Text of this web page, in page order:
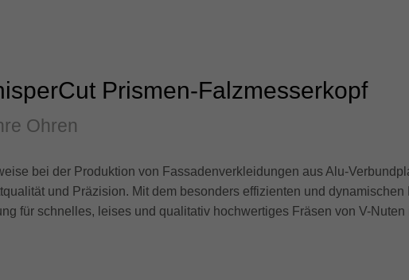
Prismen-Falzmesserkopf
Ohren
bei der Produktion von Fassadenverkleidungen aus Alu-
und Präzision. Mit dem besonders effizienten und
für schnelles, leises und qualitativ hochwertiges Fräsen von V-